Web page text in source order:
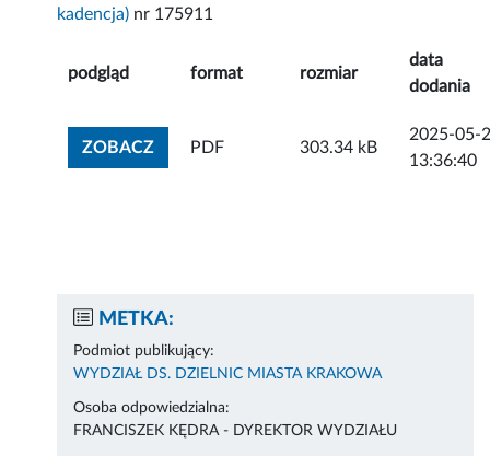
kadencja) nr 175911
podgląd format rozmiar
data
dodania
ZOBACZZOBACZ ZAŁĄCZNIK
PDF 303.34 kB
2025-05-
13:36:40
METKA:
Podmiot publikujący:
WYDZIAŁ DS. DZIELNIC MIASTA KRAKOWA
Osoba odpowiedzialna:
FRANCISZEK KĘDRA - DYREKTOR WYDZIAŁU